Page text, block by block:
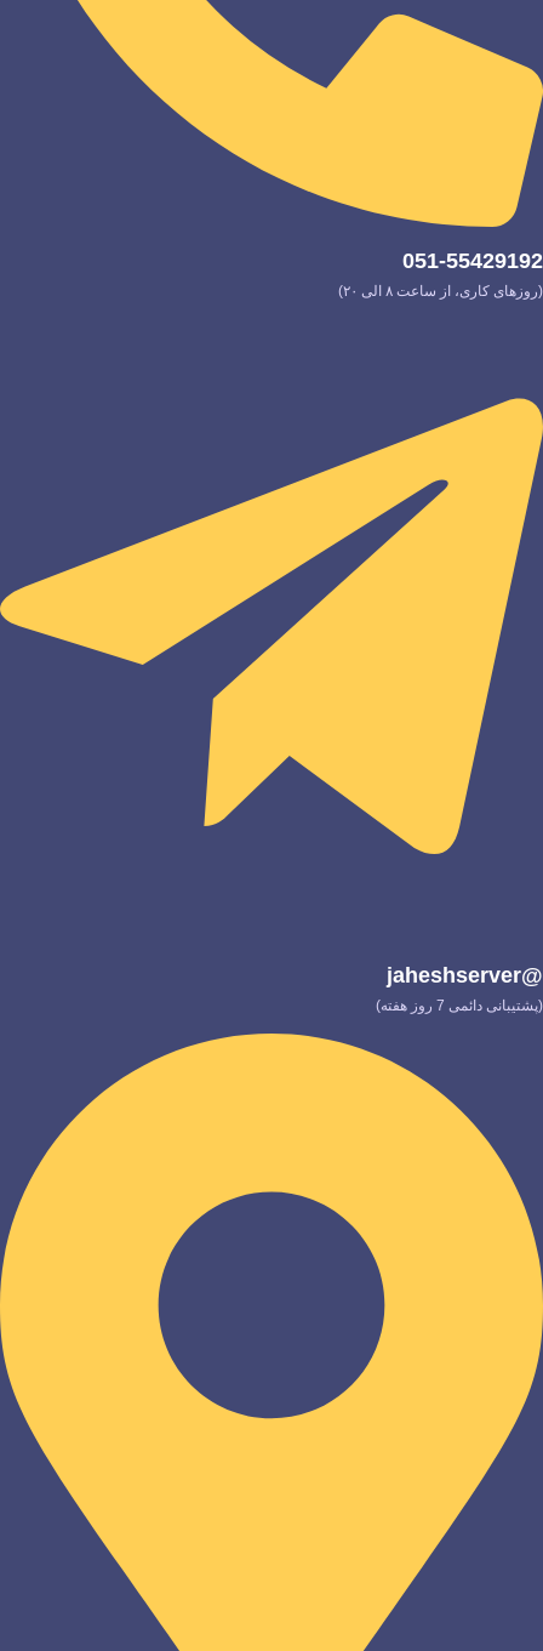
051-55429192
(روزهای کاری، از ساعت ۸ الی ۲۰)
@jaheshserver
(پشتیبانی دائمی 7 روز هفته)